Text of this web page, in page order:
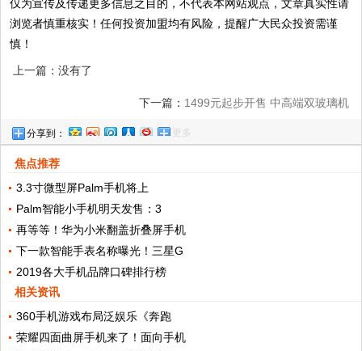
仅为宣传及传递更多信息之目的，不代表本网站观点，文章真实性请
浏览者慎重核实！任何投资加盟均有风险，提醒广大民众投资需谨
慎！
上一篇：没有了
下一篇： 1499元起步开售 中高端双玻璃机
分享到： 更多
焦点推荐
3.3寸微型屏Palm手机将上
Palm智能小手机明天发售：3
再等等！华为小米翻盖折叠屏手机
下一款智能手表名称曝光！三星G
2019各大手机品牌口碑排行榜
相关资讯
360手机游戏布局泛娱乐《奔跑
荣耀四面曲屏手机来了！面向手机